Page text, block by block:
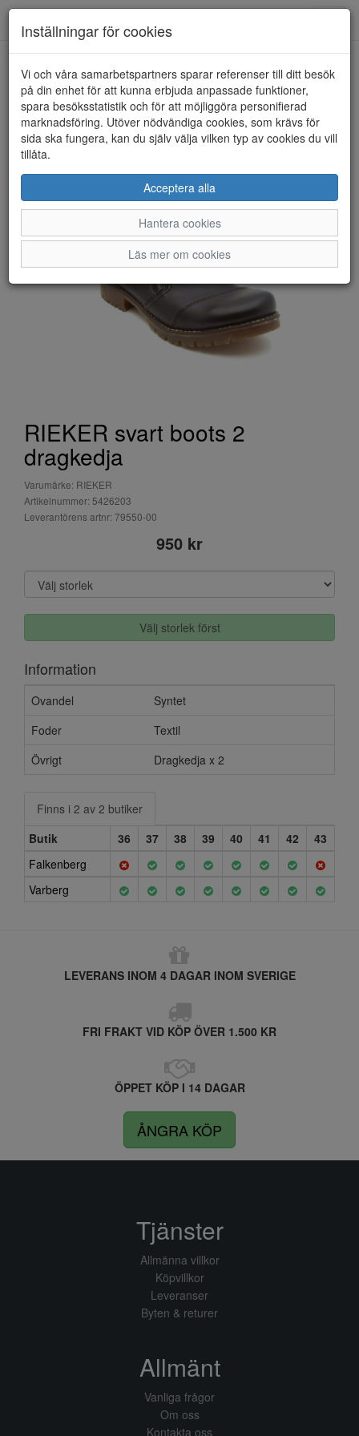
HEM RIEKER
RIEKER svart boots 2
dragkedja
Varumärke: RIEKER
Artikelnummer: 5426203
Leverantörens artnr: 79550-00
950 kr
Välj storlek först
Information
Ovandel
Syntet
Foder
Textil
Övrigt
Dragkedja x 2
Finns i 2 av 2 butiker
Butik
36 37 38 39 40 41 42
43
Falkenberg
Varberg
LEVERANS INOM 4 DAGAR INOM SVERIGE
FRI FRAKT VID KÖP ÖVER 1.500 KR
ÖPPET KÖP I 14 DAGAR
ÅNGRA KÖP
Inställningar för cookies
Vi och våra samarbetspartners sparar referenser till ditt besök
på din enhet för att kunna erbjuda anpassade funktioner,
spara besöksstatistik och för att möjliggöra personifierad
marknadsföring. Utöver nödvändiga cookies, som krävs för
sida ska fungera, kan du själv välja vilken typ av cookies du vill
tillåta.
Acceptera alla
Hantera cookies
Läs mer om cookies
Tjänster
Allmänna villkor
Köpvillkor
Leveranser
Byten & returer
Allmänt
Vanliga frågor
Om oss
Kontakta oss